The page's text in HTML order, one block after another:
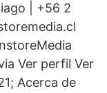
| +56 2
Ver perfil Ver
Acerca de